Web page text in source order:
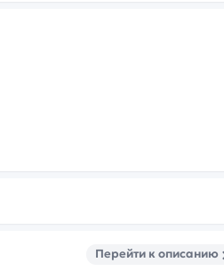
Перейти к описанию